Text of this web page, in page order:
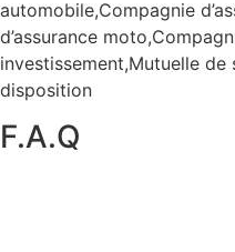
automobile,Compagnie
d’assurance
investissement,Mutuelle de
disposition
F.A.Q